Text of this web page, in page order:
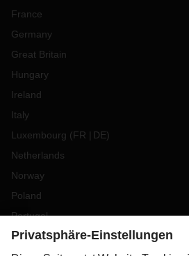
France
Germany
Great Britain
Hungary
Ireland
Italy
Luxembourg (FR DE)
Netherlands
Norway
Poland
Portugal
Romania